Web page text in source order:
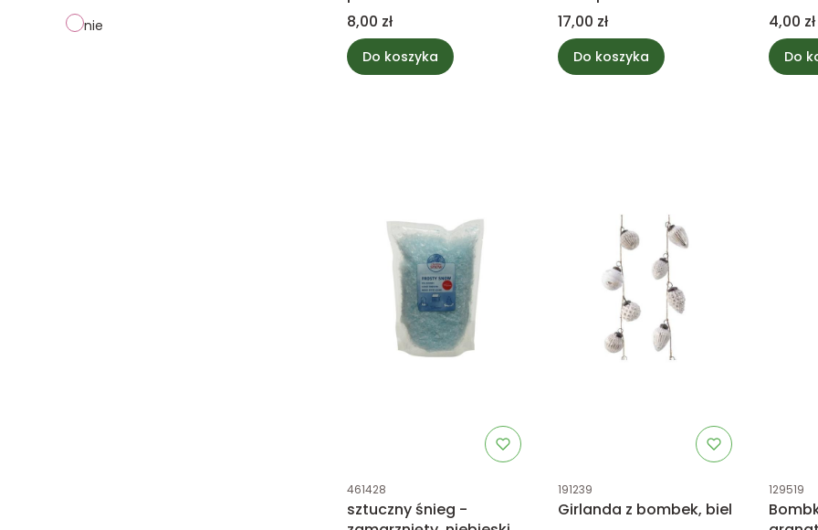
nie
Cena
8,00 zł
Do koszyka
Cena
17,00 zł
Do koszyka
Cena
4,00 zł
Do
Kod produktu
461428
sztuczny śnieg -
Kod produktu
191239
Girlanda z bombek, biel
Kod
129519